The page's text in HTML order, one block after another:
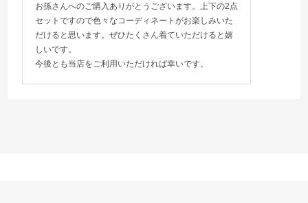
お孫さんへのご購入ありがとうございます。上下の2点
セットですので色々なコーディネートがお楽しみいた
だけると思います。ぜひたくさん着ていただけると嬉
しいです。
今後とも当店をご利用いただければ幸いです。